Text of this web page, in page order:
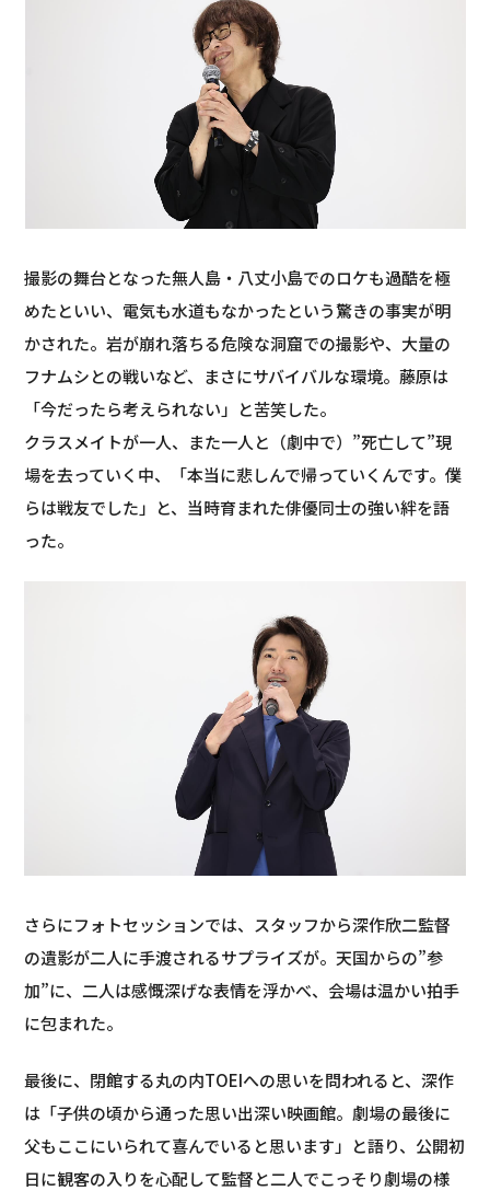
撮影の舞台となった無人島・八丈小島でのロケも過酷を極
めたといい、電気も水道もなかったという驚きの事実が明
かされた。岩が崩れ落ちる危険な洞窟での撮影や、大量の
フナムシとの戦いなど、まさにサバイバルな環境。藤原は
「今だったら考えられない」と苦笑した。
クラスメイトが一人、また一人と（劇中で）”死亡して”現
場を去っていく中、「本当に悲しんで帰っていくんです。僕
らは戦友でした」と、当時育まれた俳優同士の強い絆を語
った。
さらにフォトセッションでは、スタッフから深作欣二監督
の遺影が二人に手渡されるサプライズが。天国からの”参
加”に、二人は感慨深げな表情を浮かべ、会場は温かい拍手
に包まれた。
最後に、閉館する丸の内TOEIへの思いを問われると、深作
は「子供の頃から通った思い出深い映画館。劇場の最後に
父もここにいられて喜んでいると思います」と語り、公開初
日に観客の入りを心配して監督と二人でこっそり劇場の様